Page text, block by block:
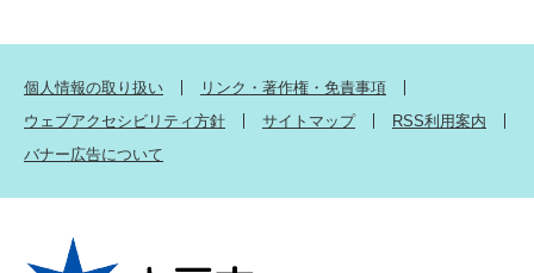
個人情報の取り扱い
リンク・著作権・免責事項
ウェブアクセシビリティ方針
サイトマップ
RSS利用案内
バナー広告について